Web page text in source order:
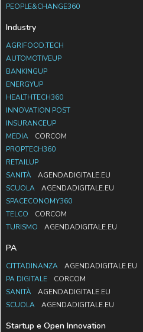
PEOPLE&CHANGE360
Industry
AGRIFOOD.TECH
AUTOMOTIVEUP
BANKINGUP
ENERGYUP
HEALTHTECH360
INNOVATION POST
INSURANCEUP
MEDIA
CORCOM
PROPTECH360
RETAILUP
SANITÀ
AGENDADIGITALE.EU
SCUOLA
AGENDADIGITALE.EU
SPACECONOMY360
TELCO
CORCOM
TURISMO
AGENDADIGITALE.EU
PA
CITTADINANZA
AGENDADIGITALE.EU
PA DIGITALE
CORCOM
SANITÀ
AGENDADIGITALE.EU
SCUOLA
AGENDADIGITALE.EU
Startup e Open Innovation